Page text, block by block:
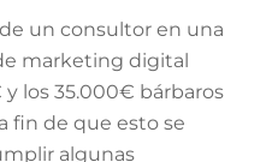
un consultor en una
marketing digital
los 35.000€ bárbaros
fin de que esto se
algunas